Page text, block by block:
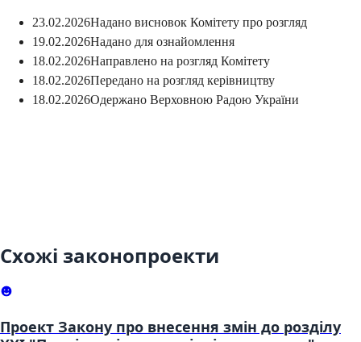
23.02.2026Надано висновок Комітету про розгляд
19.02.2026Надано для ознайомлення
18.02.2026Направлено на розгляд Комітету
18.02.2026Передано на розгляд керівництву
18.02.2026Одержано Верховною Радою України
Схожі законопроекти
Проект Закону про внесення змін до розділу